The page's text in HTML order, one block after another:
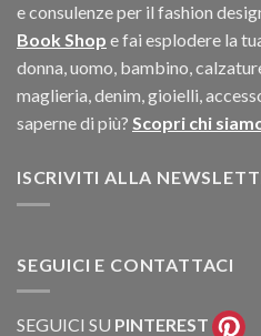
e consulenze per il fashion
Book Shop e fai esplodere la
donna, uomo, bambino,
maglieria, denim, gioielli,
saperne di più? Scopri chi
ISCRIVITI ALLA
SEGUICI E CONTATTACI
SEGUICI SU PINTEREST